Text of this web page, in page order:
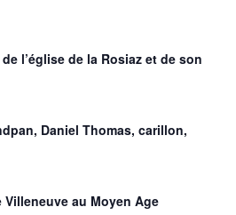
l’église de la Rosiaz et de son
Daniel Thomas, carillon,
au Moyen Age